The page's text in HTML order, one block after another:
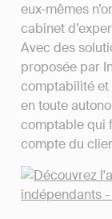
eux-mêmes
cabinet
Avec des
proposée par
comptabilité et
en toute
comptable qui
compte du